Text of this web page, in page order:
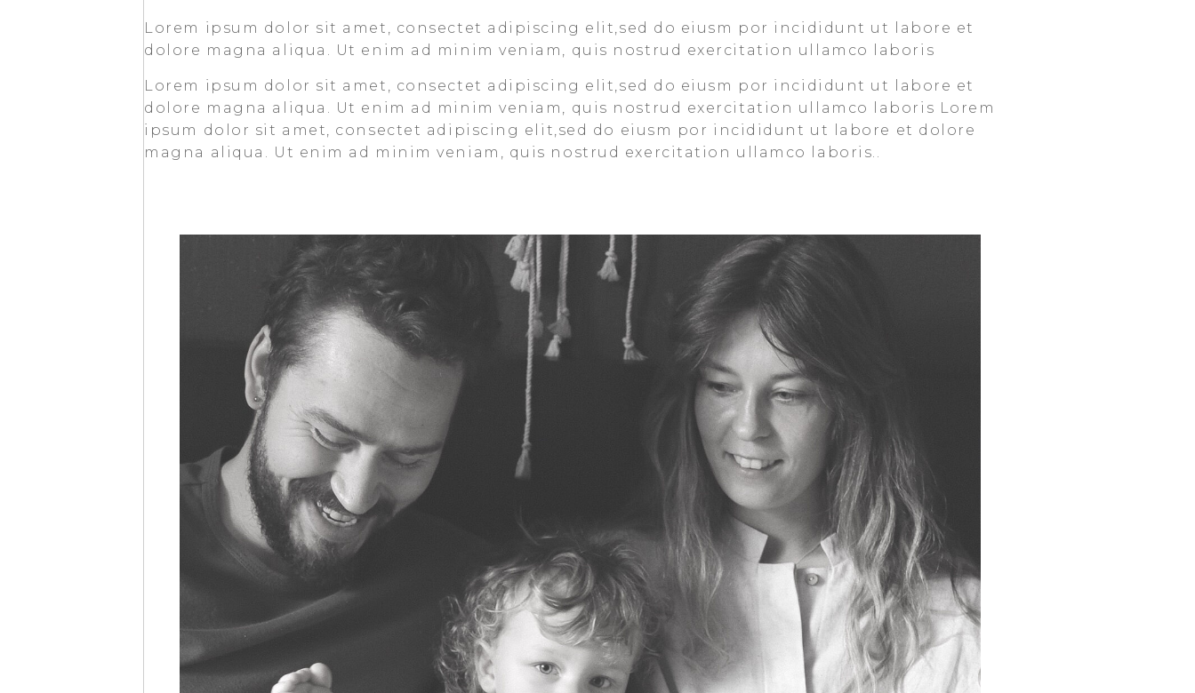
Lorem ipsum dolor sit amet, consectet adipiscing elit,sed do eiusm por incididunt ut labore et
dolore magna aliqua. Ut enim ad minim veniam, quis nostrud exercitation ullamco laboris
Lorem ipsum dolor sit amet, consectet adipiscing elit,sed do eiusm por incididunt ut labore et
dolore magna aliqua. Ut enim ad minim veniam, quis nostrud exercitation ullamco laboris Lorem
ipsum dolor sit amet, consectet adipiscing elit,sed do eiusm por incididunt ut labore et dolore
magna aliqua. Ut enim ad minim veniam, quis nostrud exercitation ullamco laboris..